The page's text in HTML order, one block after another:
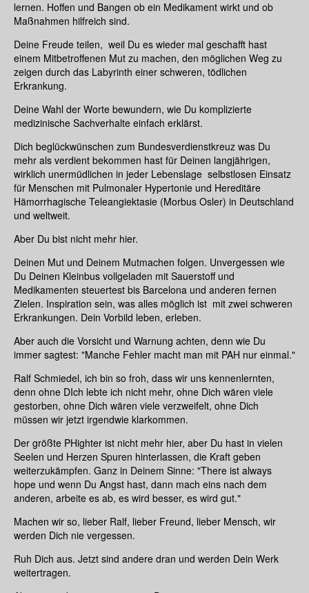
lernen. Hoffen und Bangen ob ein Medikament wirkt und ob
Maßnahmen hilfreich sind.
Deine Freude teilen, weil Du es wieder mal geschafft hast
einem Mitbetroffenen Mut zu machen, den möglichen Weg zu
zeigen durch das Labyrinth einer schweren, tödlichen
Erkrankung.
Deine Wahl der Worte bewundern, wie Du komplizierte
medizinische Sachverhalte einfach erklärst.
Dich beglückwünschen zum Bundesverdienstkreuz was Du
mehr als verdient bekommen hast für Deinen langjährigen,
wirklich unermüdlichen in jeder Lebenslage selbstlosen Einsatz
für Menschen mit Pulmonaler Hypertonie und Hereditäre
Hämorrhagische Teleangiektasie (Morbus Osler) in Deutschland
und weltweit.
Aber Du bist nicht mehr hier.
Deinen Mut und Deinem Mutmachen folgen. Unvergessen wie
Du Deinen Kleinbus vollgeladen mit Sauerstoff und
Medikamenten steuertest bis Barcelona und anderen fernen
Zielen. Inspiration sein, was alles möglich ist mit zwei schweren
Erkrankungen. Dein Vorbild leben, erleben.
Aber auch die Vorsicht und Warnung achten, denn wie Du
immer sagtest: "Manche Fehler macht man mit PAH nur einmal."
Ralf Schmiedel, ich bin so froh, dass wir uns kennenlernten,
denn ohne DIch lebte ich nicht mehr, ohne Dich wären viele
gestorben, ohne Dich wären viele verzweifelt, ohne Dich
müssen wir jetzt irgendwie klarkommen.
Der größte PHighter ist nicht mehr hier, aber Du hast in vielen
Seelen und Herzen Spuren hinterlassen, die Kraft geben
weiterzukämpfen. Ganz in Deinem Sinne: "There ist always
hope und wenn Du Angst hast, dann mach eins nach dem
anderen, arbeite es ab, es wird besser, es wird gut."
Machen wir so, lieber Ralf, lieber Freund, lieber Mensch, wir
werden Dich nie vergessen.
Ruh Dich aus. Jetzt sind andere dran und werden Dein Werk
weitertragen.